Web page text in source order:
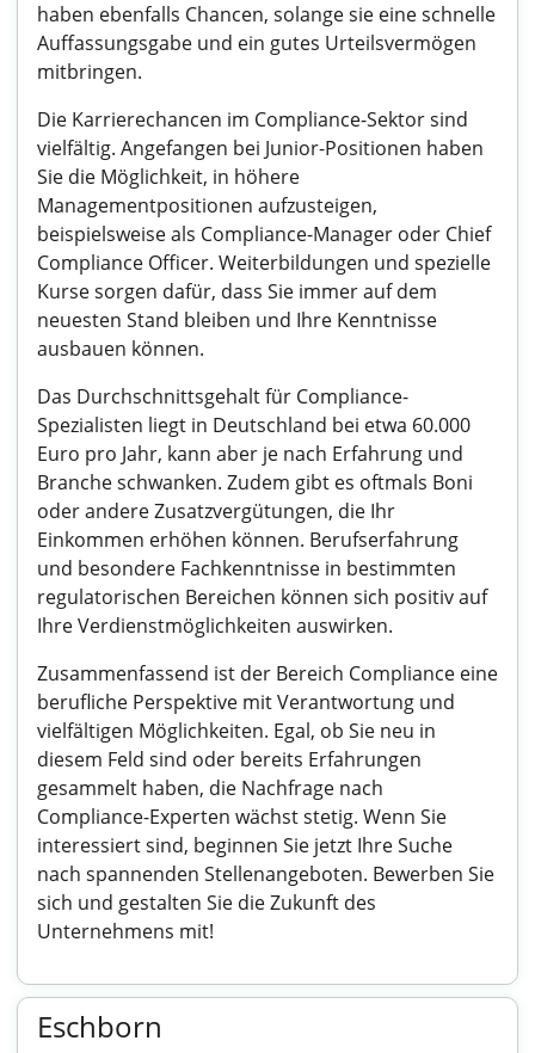
haben ebenfalls Chancen, solange sie eine schnelle
Auffassungsgabe und ein gutes Urteilsvermögen
mitbringen.
Die Karrierechancen im Compliance-Sektor sind
vielfältig. Angefangen bei Junior-Positionen haben
Sie die Möglichkeit, in höhere
Managementpositionen aufzusteigen,
beispielsweise als Compliance-Manager oder Chief
Compliance Officer. Weiterbildungen und spezielle
Kurse sorgen dafür, dass Sie immer auf dem
neuesten Stand bleiben und Ihre Kenntnisse
ausbauen können.
Das Durchschnittsgehalt für Compliance-
Spezialisten liegt in Deutschland bei etwa 60.000
Euro pro Jahr, kann aber je nach Erfahrung und
Branche schwanken. Zudem gibt es oftmals Boni
oder andere Zusatzvergütungen, die Ihr
Einkommen erhöhen können. Berufserfahrung
und besondere Fachkenntnisse in bestimmten
regulatorischen Bereichen können sich positiv auf
Ihre Verdienstmöglichkeiten auswirken.
Zusammenfassend ist der Bereich Compliance eine
berufliche Perspektive mit Verantwortung und
vielfältigen Möglichkeiten. Egal, ob Sie neu in
diesem Feld sind oder bereits Erfahrungen
gesammelt haben, die Nachfrage nach
Compliance-Experten wächst stetig. Wenn Sie
interessiert sind, beginnen Sie jetzt Ihre Suche
nach spannenden Stellenangeboten. Bewerben Sie
sich und gestalten Sie die Zukunft des
Unternehmens mit!
Eschborn